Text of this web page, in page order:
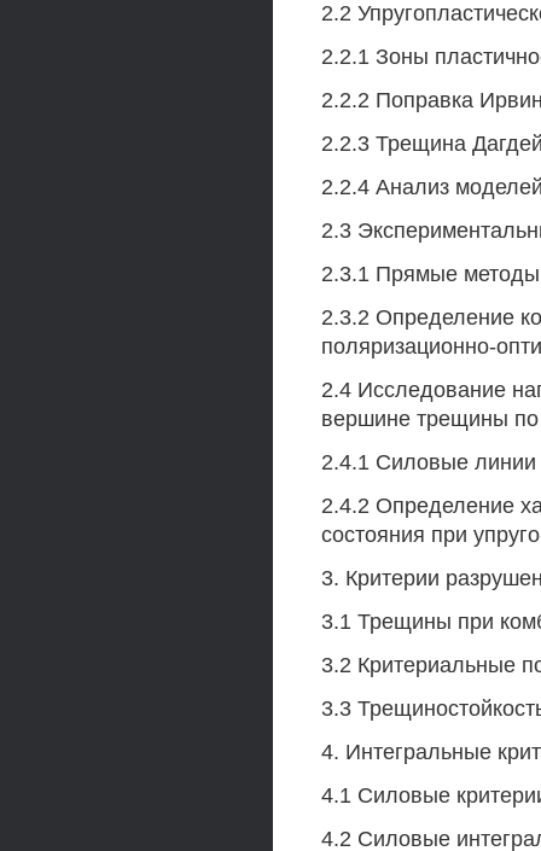
2.2
2.2.1 Зоны
2.2.2 Поправка
2.2.3 Трещина
2.2.4 Анализ
2.3
2.3.1 Прямые
2.3.2 Определение
поляризационно-
2.4 Исследование
вершине трещины по
2.4.1 Силовые линии
2.4.2 Определение
состояния при
3. Критерии
3.1 Трещины при
3.2 Критериальные
3.3
4. Интегральные
4.1 Силовые
4.2 Силовые